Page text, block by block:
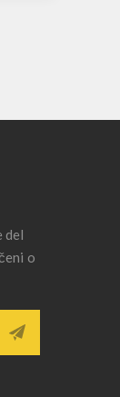
del
o